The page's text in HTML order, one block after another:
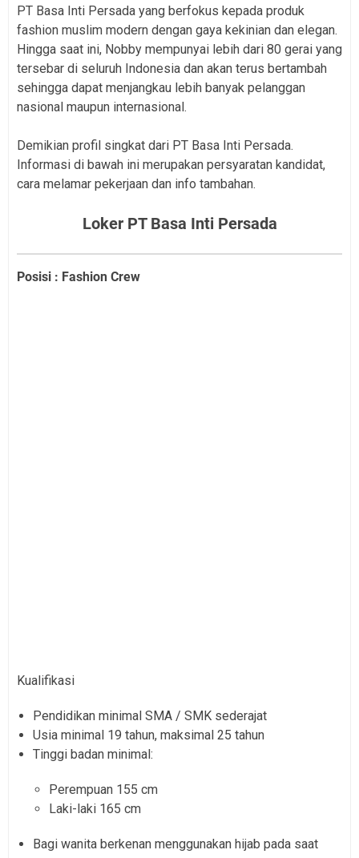
PT Basa Inti Persada yang berfokus kepada produk
fashion muslim modern dengan gaya kekinian dan elegan.
Hingga saat ini, Nobby mempunyai lebih dari 80 gerai yang
tersebar di seluruh Indonesia dan akan terus bertambah
sehingga dapat menjangkau lebih banyak pelanggan
nasional maupun internasional.
Demikian profil singkat dari PT Basa Inti Persada.
Informasi di bawah ini merupakan persyaratan kandidat,
cara melamar pekerjaan dan info tambahan.
Loker PT Basa Inti Persada
Posisi : Fashion Crew
Kualifikasi
Pendidikan minimal SMA / SMK sederajat
Usia minimal 19 tahun, maksimal 25 tahun
Tinggi badan minimal:
Perempuan 155 cm
Laki-laki 165 cm
Bagi wanita berkenan menggunakan hijab pada saat